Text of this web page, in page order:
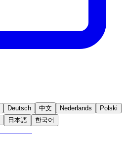
Deutsch 中文 Nederlands
Polski
日本語 한국어